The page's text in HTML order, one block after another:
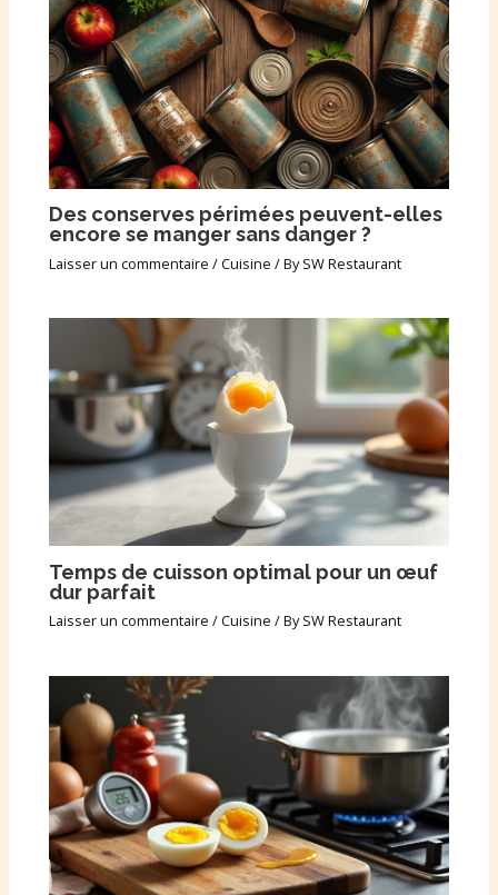
Des conserves périmées peuvent-elles
encore se manger sans danger ?
Laisser un commentaire /Cuisine / BySW Restaurant
Temps de cuisson optimal pour un œuf
dur parfait
Laisser un commentaire /Cuisine / BySW Restaurant